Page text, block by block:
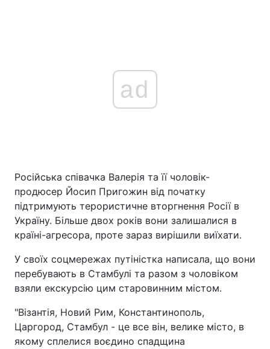
Головна Війна
Україна Політика
Спорт Наука
Зброя Інциденти
ad
Російська співачка Валерія та її чоловік-
продюсер Йосип Пригожин від початку
підтримують терористичне вторгнення Росії в
Україну. Більше двох років вони залишалися в
країні-агресора, проте зараз вирішили виїхати.
У своїх соцмережах путіністка написала, що вони
перебувають в Стамбулі та разом з чоловіком
взяли екскурсію цим старовинним містом.
"Візантія, Новий Рим, Константинополь,
Царгород, Стамбул - це все він, велике місто, в
якому сплелися воєдино спадщина